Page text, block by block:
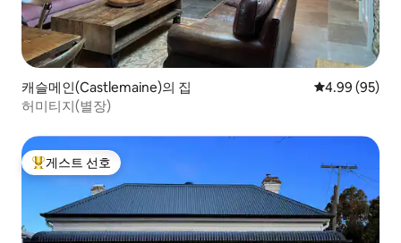
캐슬메인(Castlemaine)의 집 평점 4.99점(5
4.99 (95)
허미티지(별장)
상위 게스트 선호
게스트 선호